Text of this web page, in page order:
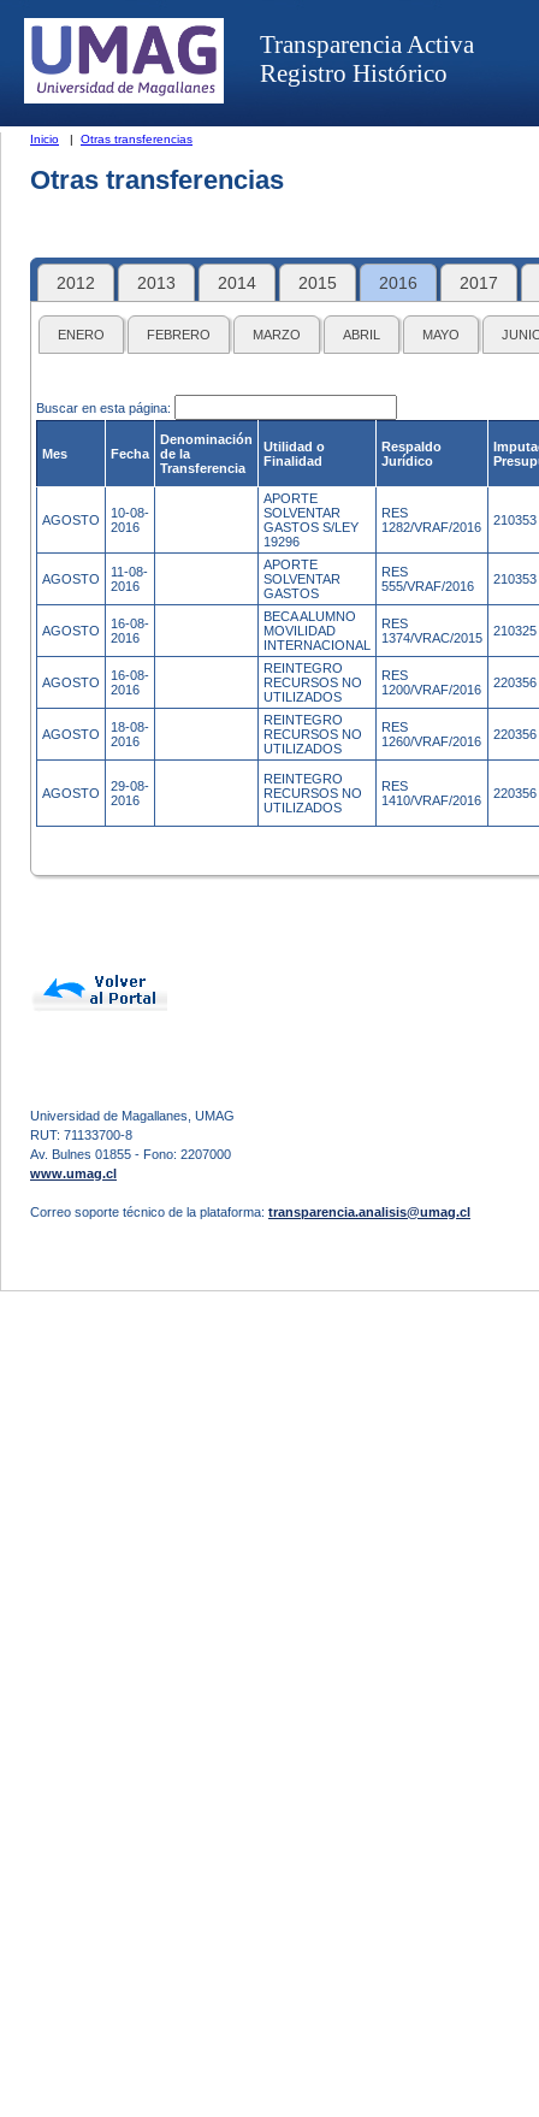
Transparencia Activa
Registro Histórico
Inicio | Otras transferencias
Otras transferencias
2012 2013 2014 2015 2016 2017
ENERO FEBRERO MARZO ABRIL MAYO
Buscar en esta página:
Mes Fecha
Denominación
de la
Transferencia
Utilidad o
Finalidad
Respaldo
Jurídico
AGOSTO
10-08-
2016
APORTE
SOLVENTAR
GASTOS S/LEY
19296
RES
1282/VRAF/2016
210353
AGOSTO
11-08-
2016
APORTE
SOLVENTAR
GASTOS
RES
555/VRAF/2016
210353
AGOSTO
16-08-
2016
BECA ALUMNO
MOVILIDAD
INTERNACIONAL
RES
1374/VRAC/2015
210325
AGOSTO
16-08-
2016
REINTEGRO
RECURSOS NO
UTILIZADOS
RES
1200/VRAF/2016
220356
AGOSTO
18-08-
2016
REINTEGRO
RECURSOS NO
UTILIZADOS
RES
1260/VRAF/2016
220356
AGOSTO
29-08-
2016
REINTEGRO
RECURSOS NO
UTILIZADOS
RES
1410/VRAF/2016
220356
Universidad de Magallanes, UMAG
RUT: 71133700-8
Av. Bulnes 01855 - Fono: 2207000
www.umag.cl
Correo soporte técnico de la plataforma: transparencia.analisis@umag.cl